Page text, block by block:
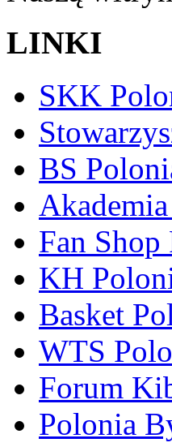
LINKI
SKK
BS
Fan
KH
Basket
WTS
Forum
Polonia